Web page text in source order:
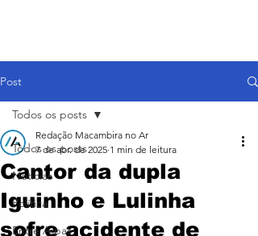
Post
Todos os posts
Notícias
Política
Entre Aspas
Todos os posts
Cantor da dupla
Iguinho e Lulinha
sofre acidente de
Redação Macambira no Ar
7 de abr. de 2025 1 min de leitura